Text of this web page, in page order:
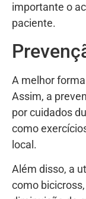
importante o
paciente.
A melhor
Assim, a
por cuidados
como
local.
Além disso, a
como